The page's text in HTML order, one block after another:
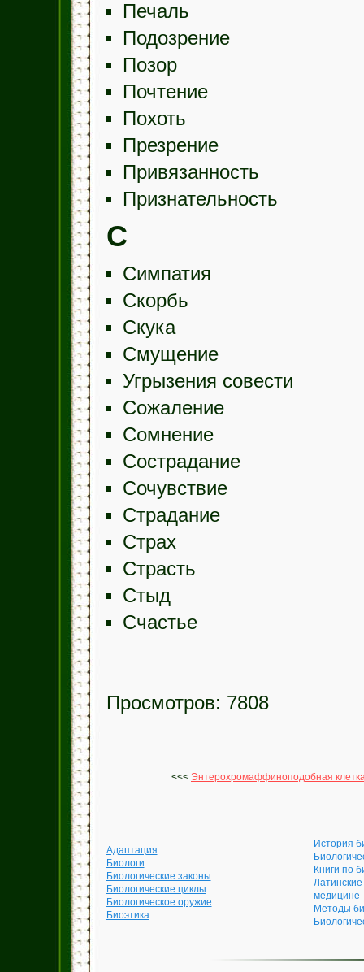
Печаль
Подозрение
Позор
Почтение
Похоть
Презрение
Привязанность
Признательность
С
Симпатия
Скорбь
Скука
Смущение
Угрызения совести
Сожаление
Сомнение
Сострадание
Сочувствие
Страдание
Страх
Страсть
Стыд
Счастье
Просмотров: 7808
<<< Энтерохромаффиноподобная
Адаптация
Биологи
Биологические законы
Биологические циклы
Биологическое оружие
Биоэтика
История
Книги по
медицине
Методы